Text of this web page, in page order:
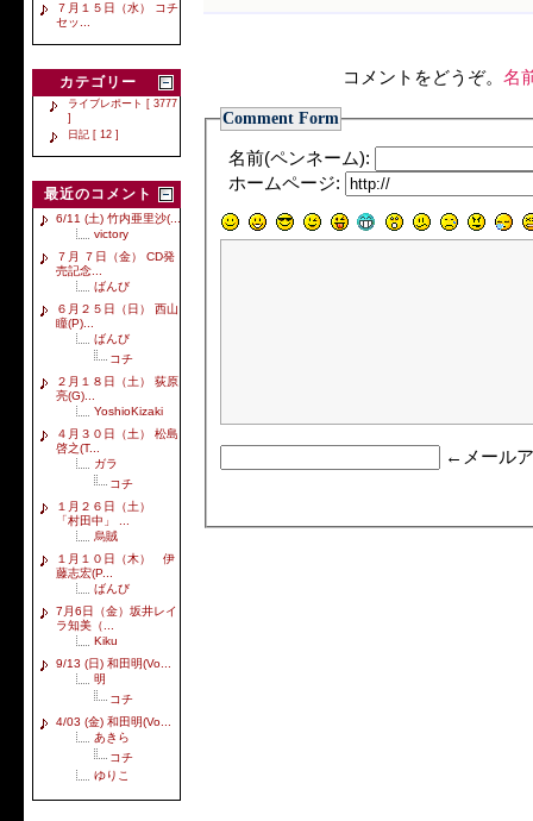
７月１５日（水） コチ
セッ...
カテゴリー
ライブレポート [ 3777
]
日記 [ 12 ]
最近のコメント
6/11 (土) 竹内亜里沙(...
victory
７月 ７日（金） CD発
売記念...
ばんび
６月２５日（日） 西山
瞳(P)...
ばんび
コチ
２月１８日（土） 荻原
亮(G)...
YoshioKizaki
４月３０日（土） 松島
啓之(T...
ガラ
コチ
１月２６日（土）
「村田中」 ...
烏賊
１月１０日（木） 伊
藤志宏(P...
ばんび
7月6日（金）坂井レイ
ラ知美（...
Kiku
9/13 (日) 和田明(Vo...
明
コチ
4/03 (金) 和田明(Vo...
あきら
コチ
ゆりこ
コメントをどうぞ。 名
Comment Form
名前(ペンネーム):
ホームページ:
←メール